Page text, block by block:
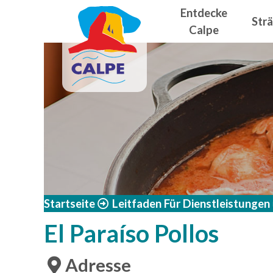
Direkt zum Inhalt
Entdecke
Calpe
Startseite Leitfaden Für
El Paraíso Pollos
Adresse